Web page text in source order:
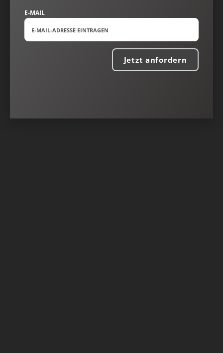
E-MAIL
Jetzt anfordern